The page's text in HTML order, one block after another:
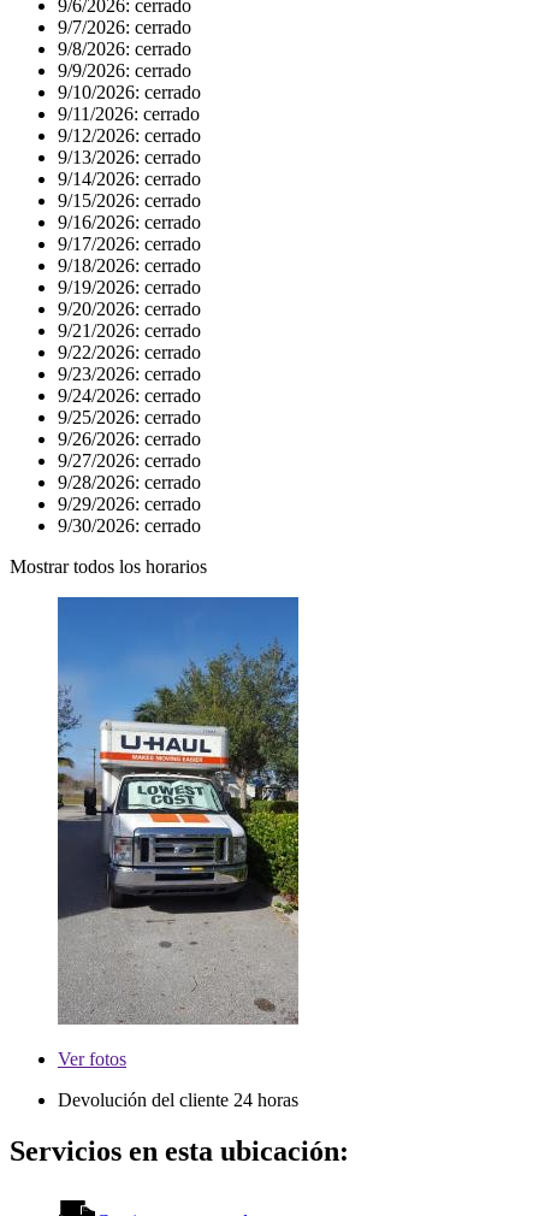
9/6/2026: cerrado
9/7/2026: cerrado
9/8/2026: cerrado
9/9/2026: cerrado
9/10/2026: cerrado
9/11/2026: cerrado
9/12/2026: cerrado
9/13/2026: cerrado
9/14/2026: cerrado
9/15/2026: cerrado
9/16/2026: cerrado
9/17/2026: cerrado
9/18/2026: cerrado
9/19/2026: cerrado
9/20/2026: cerrado
9/21/2026: cerrado
9/22/2026: cerrado
9/23/2026: cerrado
9/24/2026: cerrado
9/25/2026: cerrado
9/26/2026: cerrado
9/27/2026: cerrado
9/28/2026: cerrado
9/29/2026: cerrado
9/30/2026: cerrado
Mostrar todos los horarios
Verfotos
Devolución del cliente 24 horas
Servicios en esta ubicación: